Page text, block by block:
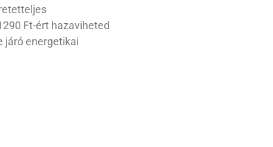
Ft-ért hazaviheted
járó energetikai